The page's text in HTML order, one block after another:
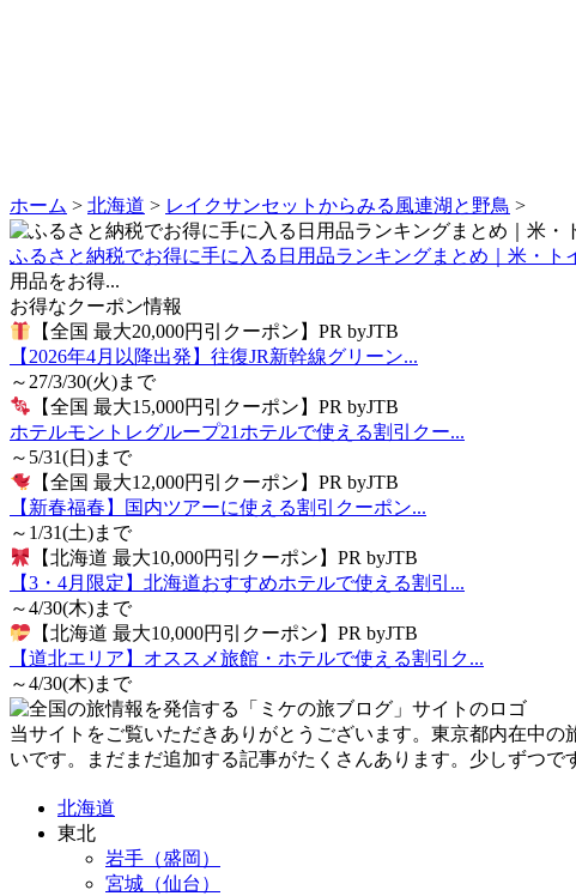
ホーム > 北海道 > レイクサンセットからみる風連湖と野鳥 >
ふるさと納税でお得に手に入る日用品ランキングまとめ｜米・ト
用品をお得...
お得なクーポン情報
【全国 最大20,000円引クーポン】PR byJTB
【2026年4月以降出発】往復JR新幹線グリーン...
～27/3/30(火)まで
【全国 最大15,000円引クーポン】PR byJTB
ホテルモントレグループ21ホテルで使える割引クー...
～5/31(日)まで
【全国 最大12,000円引クーポン】PR byJTB
【新春福春】国内ツアーに使える割引クーポン...
～1/31(土)まで
【北海道 最大10,000円引クーポン】PR byJTB
【3・4月限定】北海道おすすめホテルで使える割引...
～4/30(木)まで
【北海道 最大10,000円引クーポン】PR byJTB
【道北エリア】オススメ旅館・ホテルで使える割引ク...
～4/30(木)まで
当サイトをご覧いただきありがとうございます。東京都内在中
いです。まだまだ追加する記事がたくさんあります。少しずつ
北海道
東北
岩手（盛岡）
宮城（仙台）